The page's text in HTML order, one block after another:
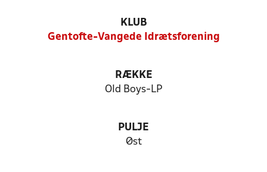
KLUB
Gentofte-Vangede Idrætsforening
RÆKKE
Old Boys-LP
PULJE
Øst